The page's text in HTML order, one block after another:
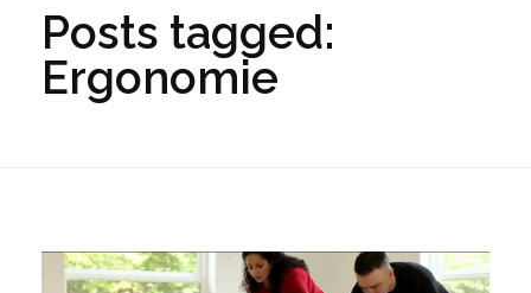
Posts tagged:
Ergonomie